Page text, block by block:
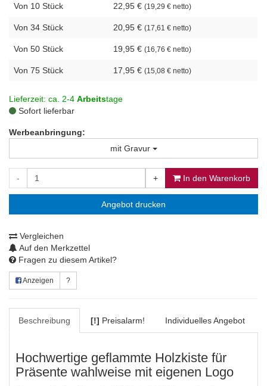
Von 10 Stück 22,95 € (19,29 € netto)
Von 34 Stück 20,95 € (17,61 € netto)
Von 50 Stück 19,95 € (16,76 € netto)
Von 75 Stück 17,95 € (15,08 € netto)
Lieferzeit: ca. 2-4 Arbeitstage
Sofort lieferbar
Werbeanbringung:
mit Gravur
- + In den Warenkorb
Angebot drucken
Vergleichen
Auf den Merkzettel
Fragen zu diesem Artikel?
Anzeigen ?
Beschreibung [!] Preisalarm! Individuelles Angebot
Hochwertige geflammte Holzkiste für
Präsente wahlweise mit eigenen Logo